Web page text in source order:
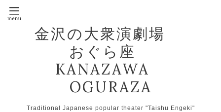
金沢の大衆演劇場
おぐら座
KANAZAWA
OGURAZA
Traditional Japanese popular theater "Taishu Engeki"